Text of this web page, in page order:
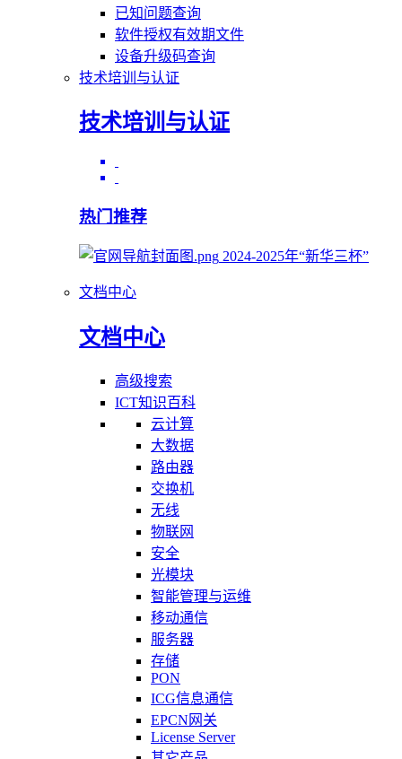
已知问题查询
软件授权有效期文件
设备升级码查询
技术培训与认证
技术培训与认证
热门推荐
2024-2025年“新华三杯”
文档中心
文档中心
高级搜索
ICT知识百科
云计算
大数据
路由器
交换机
无线
物联网
安全
光模块
智能管理与运维
移动通信
服务器
存储
PON
ICG信息通信
EPCN网关
License Server